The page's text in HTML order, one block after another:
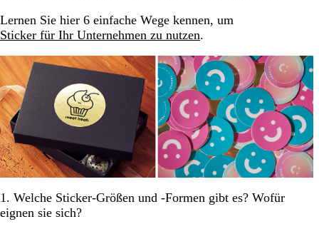
Lernen Sie hier 6 einfache Wege kennen, um
Sticker für Ihr Unternehmen zu nutzen.
1. Welche Sticker-Größen und -Formen gibt es? Wofür
eignen sie sich?